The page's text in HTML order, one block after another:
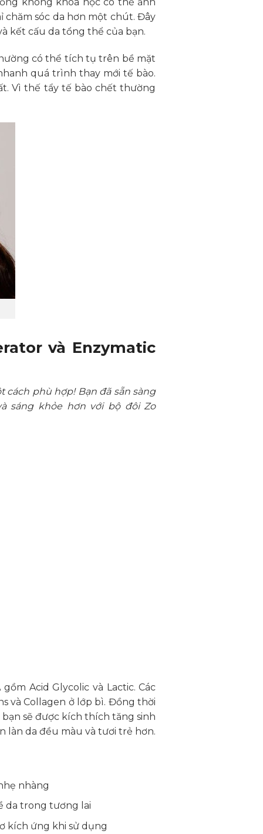
chăm sóc da hơn một chút. Đây
kết cấu da tổng thể của bạn.
có thể tích tụ trên bề mặt
quá trình thay mới tế bào.
Vì thế tẩy tế bào chết thường
và Enzymatic
cách phù hợp! Bạn đã sẵn sàng
sáng khỏe hơn với bộ đôi Zo
Acid Glycolic và Lactic. Các
và Collagen ở lớp bì. Đồng thời
bạn sẽ được kích thích tăng sinh
làn da đều màu và tươi trẻ hơn.
nhàng
da trong tương lai
kích ứng khi sử dụng